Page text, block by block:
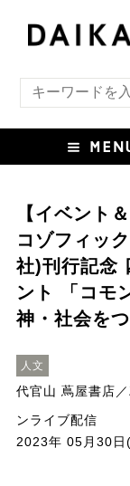
【イベント
コゾフィッ
社)刊行記念
ント 「コモ
神・社会をつ
人文
代官山 蔦屋書店
ンライブ配信
2023年 05月30日